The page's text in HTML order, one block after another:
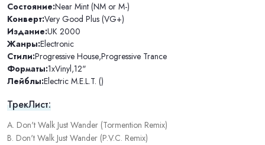
Состояние:Near Mint (NM or M-)
Конверт:Very Good Plus (VG+)
Издание:UK 2000
Жанры:Electronic
Стили:Progressive House,Progressive Trance
Форматы:1xVinyl,12"
Лейблы:Electric M.E.L.T. ()
ТрекЛист:
A. Don't Walk Just Wander (Tormention Remix)
B. Don't Walk Just Wander (P.V.C. Remix)